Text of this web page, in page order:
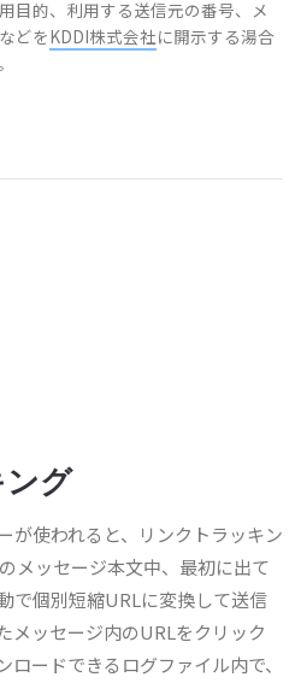
目的、利用する送信元の番号、メ
どをKDDI株式会社に開示する湯合
ング
が使われると、リンクトラッキン
メッセージ本文中、最初に出て
で個別短縮URLに変換して送信
メッセージ内のURLをクリック
ードできるログファイル内で、